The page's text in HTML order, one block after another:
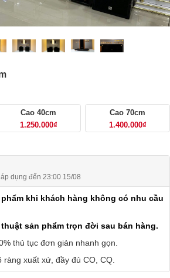
Cao 40cm
1.250.000₫
Cao 70cm
1.400.000₫
dụng đến 23:00 15/08
khi khách hàng không có nhu cầu
sản phẩm trọn đời sau bán hàng.
thủ tục đơn giản nhanh gọn.
ràng xuất xứ, đầy đủ CO, CQ.